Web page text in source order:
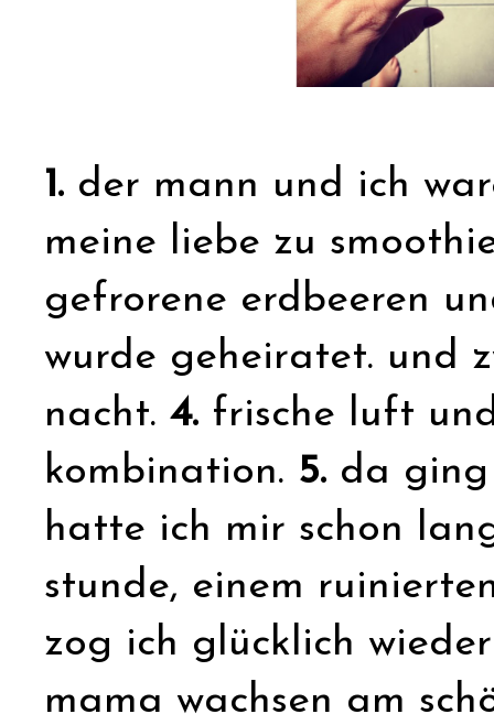
1. der mann und ich
meine liebe zu
gefrorene erdbeeren
wurde geheiratet. und
nacht. 4. frische luft
kombination. 5. da
hatte ich mir schon
stunde, einem
zog ich glücklich
mama wachsen am